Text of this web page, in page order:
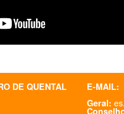
DE QUENTAL
E-MAIL:
Geral: